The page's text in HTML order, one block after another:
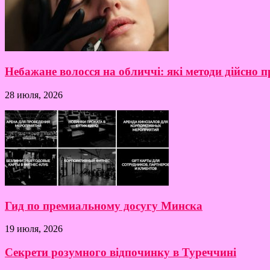
Небажане волосся на обличчі: які методи дійсно
28 июля, 2026
Гид по премиальному досугу Минска
19 июля, 2026
Секрети розумного відпочинку в Туреччині